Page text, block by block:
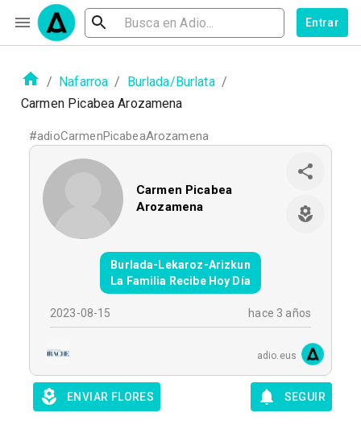
Entrar
/ Nafarroa / Burlada/Burlata /
Carmen Picabea Arozamena
#adioCarmenPicabeaArozamena
Carmen Picabea
Arozamena
Burlada-Lekaroz-Arizkun
La Familia Recibe Hoy Día
2023-08-15 hace 3 años
adio.eus
ENVIAR FLORES SEGUIR